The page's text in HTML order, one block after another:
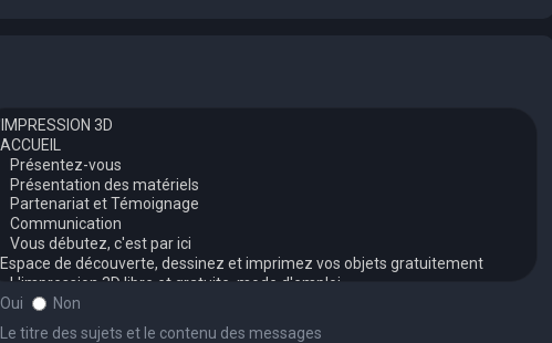
Oui
Non
Le titre des sujets et le contenu des messages